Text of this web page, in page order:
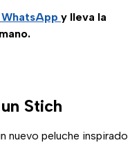
y lleva la
Stich
nuevo peluche inspirado